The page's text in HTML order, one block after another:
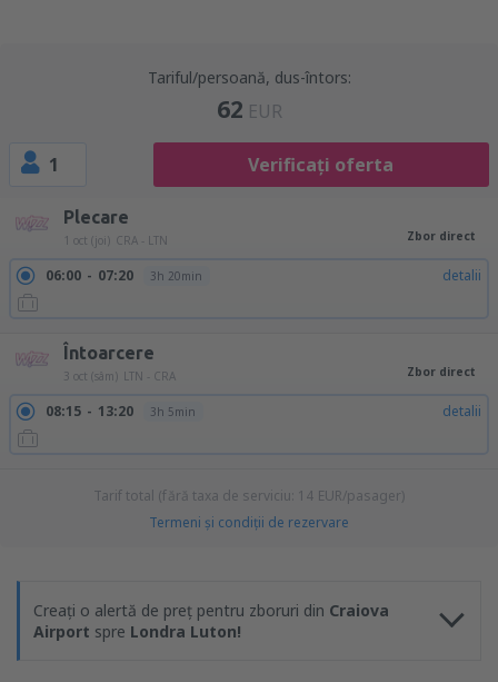
Tariful/persoană, dus-întors:
62 EUR
1 Verificați oferta
Plecare
1 oct (joi) CRA - LTN Zbor direct
06:00 07:20 3h 20min detalii
Întoarcere
3 oct (sâm) LTN - CRA Zbor direct
08:15 13:20 3h 5min detalii
Tarif total (fără taxa de serviciu: 14 EUR/pasager)
Termeni şi condiţii de rezervare
Creați o alertă de preț pentru zboruri din Craiova
Airport spre Londra Luton!